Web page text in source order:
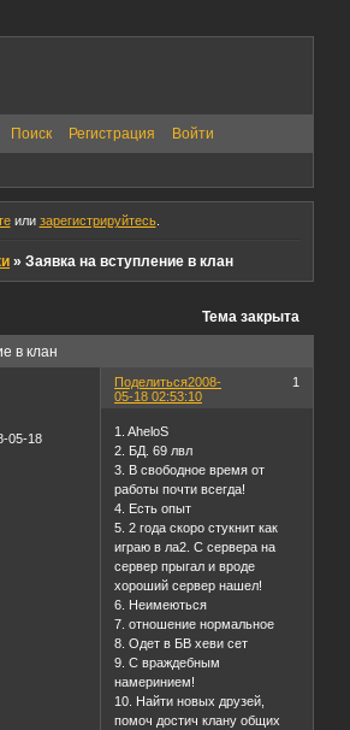
Поиск Регистрация Войти
или зарегистрируйтесь.
»Заявка на вступление в клан
в клан
Тема закрыта
Поделиться 1
2008-
05-18 02:53:10
05-18
1. AheloS
2. БД. 69 лвл
3. В свободное время от
работы почти всегда!
4. Есть опыт
5. 2 года скоро стукнит как
играю в ла2. С сервера на
сервер прыгал и вроде
хороший сервер нашел!
6. Неимеються
7. отношение нормальное
8. Одет в БВ хеви сет
9. С враждебным
намеринием!
10. Найти новых друзей,
помоч достич клану общих